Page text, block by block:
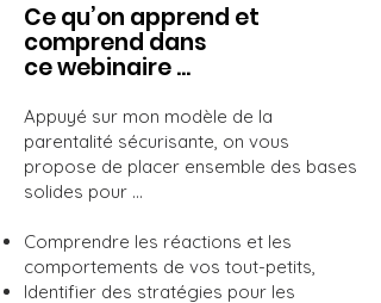
Ce qu’on apprend et
comprend dans
ce webinaire ...
Appuyé sur mon modèle de la
parentalité sécurisante, on vous
propose de placer ensemble des bases
solides pour …
Comprendre les réactions et les
comportements de vos tout-petits,
Identifier des stratégies pour les